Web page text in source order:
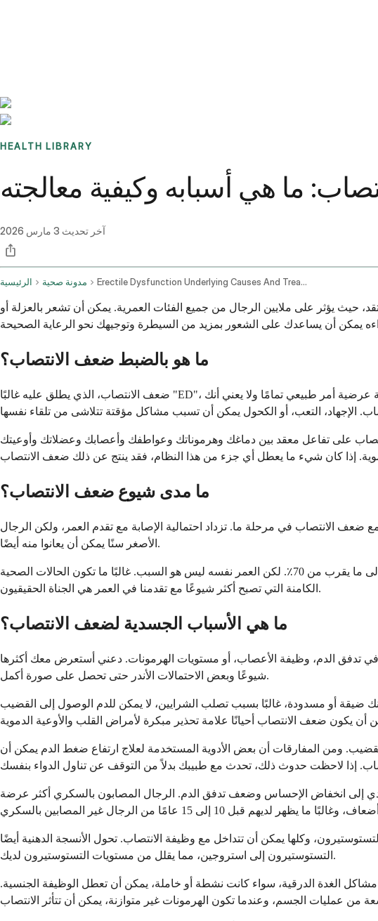
HEALTH LIBRARY
ما هي أسبابه وكيفية معالجته
آخر تحديث 3 مارس 2026
الرئيسية مدونة صحية Erectile Dysfunction Underlying Causes And Treatment
حيث يؤثر على ملايين الرجال من جميع الفئات العمرية. يمكن أن تشعر بالعزلة أو
ما هو بالضبط ضعف الانتصاب؟
ضعف الانتصاب، الذي يطلق عليه غالبًا "ED"، يعني أن لديك صعوبة مستمرة في تحقيق أو الحفاظ على انتصاب مناسب للجماع. لاحظ كلمة "مستمرة" هنا. وجود صعوبة عرضية أمر طبيعي تمامًا ولا يعني أنك
على تفاعل معقد بين دماغك وهرموناتك وعواطفك وأعصابك وعضلاتك وأوعيتك
ما مدى شيوع ضعف الانتصاب؟
30 مليون رجل في الولايات المتحدة يتعاملون مع ضعف الانتصاب في مرحلة ما. تزداد احتمالية الإصابة مع تقدم العمر، ولكن الرجال
الأصغر سنًا يمكن أن يعانوا منه أيضًا.
بحلول سن الأربعين، حوالي 40٪ من الرجال يبلغون عن درجة ما من صعوبة الانتصاب. بحلول سن السبعين، يرتفع هذا الرقم إلى ما يقرب من 70٪. لكن العمر نفسه ليس هو السبب. غالبًا ما تكون الحالات الصحية
الكامنة التي تصبح أكثر شيوعًا مع تقدمنا في العمر هي الجناة الحقيقيون.
ما هي الأسباب الجسدية لضعف الانتصاب؟
الدم، وظيفة الأعصاب، أو مستويات الهرمونات. دعني أستعرض معك أكثرها
شيوعًا وبعض الاحتمالات الأندر حتى تحصل على صورة أكمل.
ضيقة أو مسدودة، غالبًا بسبب تصلب الشرايين، لا يمكن للدم الوصول إلى القضيب
ومن المفارقات أن بعض الأدوية المستخدمة لعلاج ارتفاع ضغط الدم يمكن أن
إلى انخفاض الإحساس وضعف تدفق الدم. الرجال المصابون بالسكري أكثر عرضة
وكلها يمكن أن تتداخل مع وظيفة الانتصاب. تحول الأنسجة الدهنية أيضًا
التستوستيرون إلى استروجين، مما يقلل من مستويات التستوستيرون لديك.
الغدة الدرقية، سواء كانت نشطة أو خاملة، يمكن أن تعطل الوظيفة الجنسية.